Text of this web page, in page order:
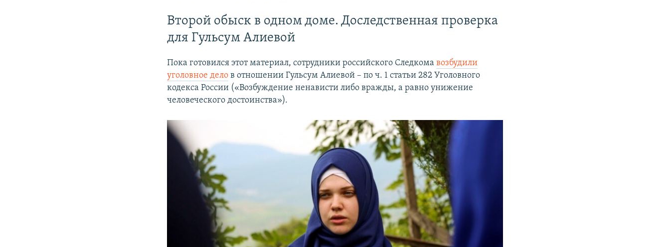
Второй обыск в одном доме. Доследственная проверка
для Гульсум Алиевой
Пока готовился этот материал, сотрудники российского Следкомавозбудили
уголовное дело в отношении Гульсум Алиевой – по ч. 1 статьи 282 Уголовного
кодекса России («Возбуждение ненависти либо вражды, а равно унижение
человеческого достоинства»).